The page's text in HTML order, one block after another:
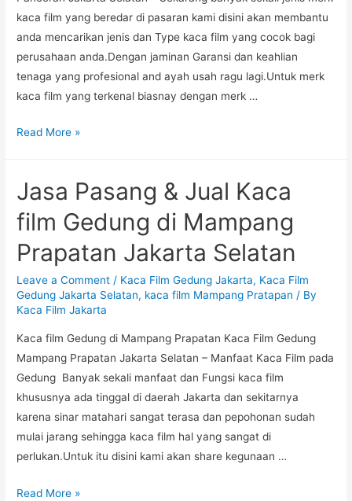
kaca film yang beredar di pasaran kami disini akan membantu
anda mencarikan jenis dan Type kaca film yang cocok bagi
perusahaan anda.Dengan jaminan Garansi dan keahlian
tenaga yang profesional and ayah usah ragu lagi.Untuk merk
kaca film yang terkenal biasnay dengan merk …
Tempat
Pasang
kaca
Film
Gedung
Pancoran
Jakarta
Read More »
Jasa Pasang & Jual Kaca
film Gedung di Mampang
Prapatan Jakarta Selatan
Leave a Comment / Kaca Film Gedung Jakarta, Kaca Film
Gedung Jakarta Selatan, kaca film Mampang Pratapan / By
Kaca Film Jakarta
Kaca film Gedung di Mampang Prapatan Kaca Film Gedung
Mampang Prapatan Jakarta Selatan – Manfaat Kaca Film pada
Gedung Banyak sekali manfaat dan Fungsi kaca film
khususnya ada tinggal di daerah Jakarta dan sekitarnya
karena sinar matahari sangat terasa dan pepohonan sudah
mulai jarang sehingga kaca film hal yang sangat di
perlukan.Untuk itu disini kami akan share kegunaan …
Jasa
Read More »